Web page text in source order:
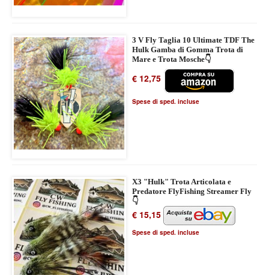
3 V Fly Taglia 10 Ultimate TDF The
Hulk Gamba di Gomma Trota di
Mare e Trota Mosche👇
€ 12,75
Spese di sped. incluse
X3 "Hulk" Trota Articolata e
Predatore FlyFishing Streamer Fly
👇
€ 15,15
Spese di sped. incluse